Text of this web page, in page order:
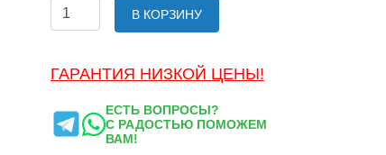
В КОРЗИНУ
ГАРАНТИЯ НИЗКОЙ ЦЕНЫ!
ЕСТЬ ВОПРОСЫ?
С РАДОСТЬЮ ПОМОЖЕМ
ВАМ!